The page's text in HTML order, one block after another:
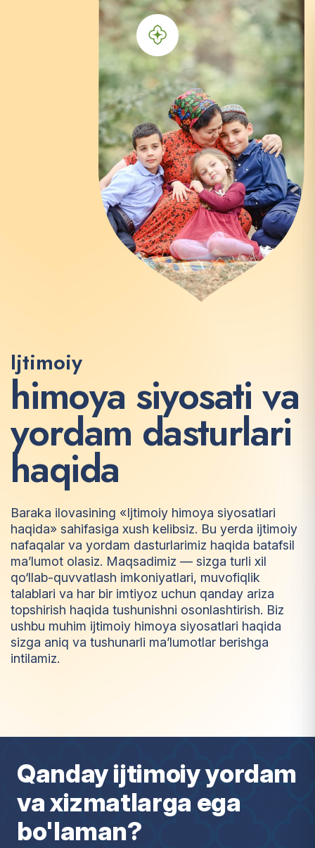
Ijtimoiy
himoya siyosati va
yordam dasturlari
haqida
Baraka ilovasining «Ijtimoiy himoya siyosatlari
haqida» sahifasiga xush kelibsiz. Bu yerda ijtimoiy
nafaqalar va yordam dasturlarimiz haqida batafsil
ma’lumot olasiz. Maqsadimiz — sizga turli xil
qo‘llab-quvvatlash imkoniyatlari, muvofiqlik
talablari va har bir imtiyoz uchun qanday ariza
topshirish haqida tushunishni osonlashtirish. Biz
ushbu muhim ijtimoiy himoya siyosatlari haqida
sizga aniq va tushunarli ma’lumotlar berishga
intilamiz.
mtiy oz
Qanday ijtimoiy yordam
va xizmatlarga ega
bo'laman?